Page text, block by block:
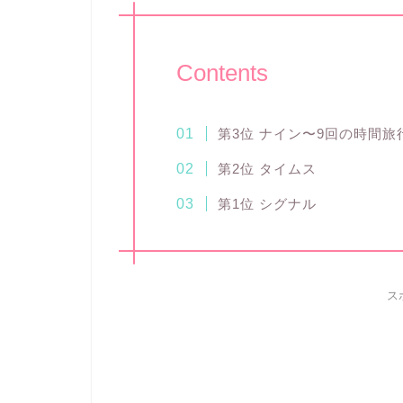
Contents
第3位 ナイン〜9回の時間旅
第2位 タイムス
第1位 シグナル
ス